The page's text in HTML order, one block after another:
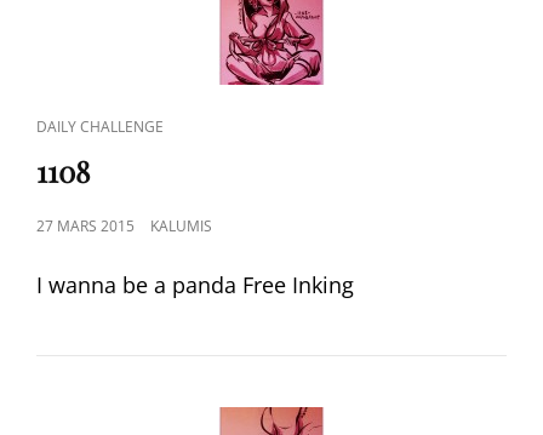
CAT
DAILY CHALLENGE
1108
POSTED
27 MARS 2015 KALUMIS
I wanna be a panda Free Inking